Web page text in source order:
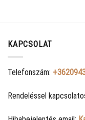
KAPCSOLAT
Telefonszám:
Rendeléssel